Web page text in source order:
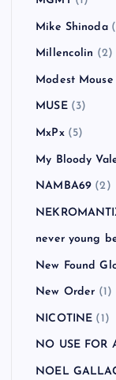
Mike Shinoda
Millencolin (2)
Modest Mouse
MUSE(3)
MxPx(5)
My Bloody
NAMBA69 (2)
never young
New Found
New Order (1)
NICOTINE (1)
NO USE FOR
NOEL